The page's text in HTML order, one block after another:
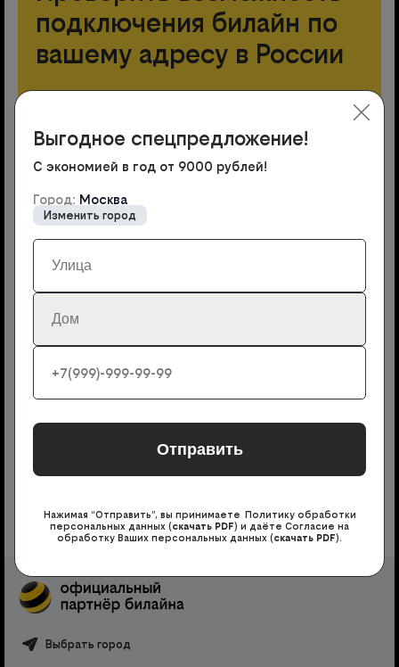
подключения билайн по
вашему адресу в России
Изменить город
Нажимая кнопку, вы принимаете Политику обработки
обработку Ваших персональных данных
Выбрать город
Выгодное спецпредложение!
С экономией в год от 9000 рублей!
Город: Москва
Изменить город
Нажимая “Отправить”, вы принимаете Политику обработки
персональных данных (скачать PDF) и даёте Согласие на
обработку Ваших персональных данных (скачать PDF).